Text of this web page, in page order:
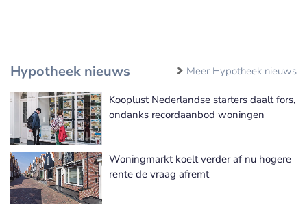
Hypotheek nieuws Meer Hypotheek nieuws
Kooplust Nederlandse starters daalt fors,
ondanks recordaanbod woningen
Woningmarkt koelt verder af nu hogere
rente de vraag afremt